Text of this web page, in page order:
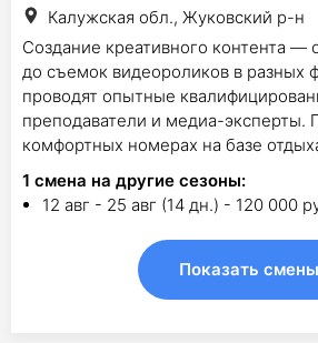
Калужская обл., Жуковский р-н
Создание креативного контента —
до съемок видеороликов в разных
проводят опытные
преподаватели и медиа-эксперты.
комфортных номерах на базе
1 смена на другие сезоны:
12 авг - 25 авг (14 дн.) - 120 000
Показать смены